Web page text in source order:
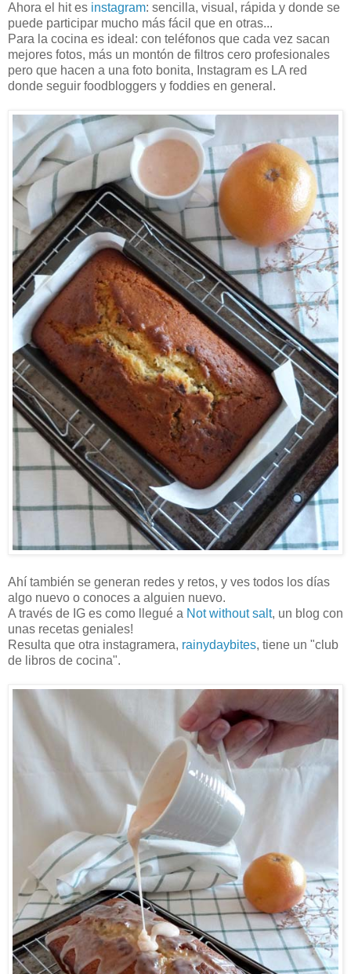
Ahora el hit es instagram: sencilla, visual, rápida y donde se
puede participar mucho más fácil que en otras...
Para la cocina es ideal: con teléfonos que cada vez sacan
mejores fotos, más un montón de filtros cero profesionales
pero que hacen a una foto bonita, Instagram es LA red
donde seguir foodbloggers y foddies en general.
Ahí también se generan redes y retos, y ves todos los días
algo nuevo o conoces a alguien nuevo.
A través de IG es como llegué a Not without salt, un blog con
unas recetas geniales!
Resulta que otra instagramera, rainydaybites, tiene un "club
de libros de cocina".